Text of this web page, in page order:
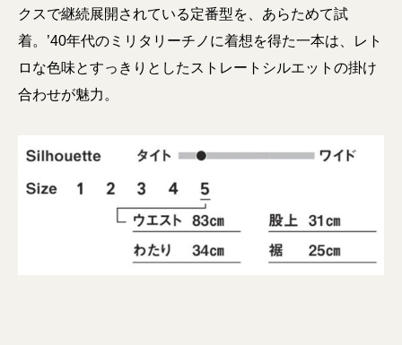
クスで継続展開されている定番型を、あらためて試
着。’40年代のミリタリーチノに着想を得た一本は、レト
ロな色味とすっきりとしたストレートシルエットの掛け
合わせが魅力。